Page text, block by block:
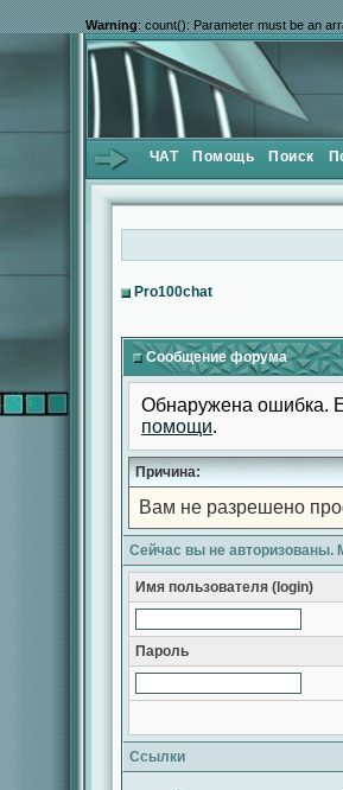
Warning: count(): Parameter must be an
ЧАТ Помощь Поиск
Pro100chat
Сообщение форума
Обнаружена ошибка.
помощи.
Причина:
Вам не разрешено
Сейчас вы не авторизованы.
Имя пользователя (login)
Пароль
Ссылки